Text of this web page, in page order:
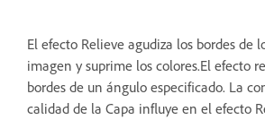
El efecto Relieve agudiza los bordes de
imagen y suprime los colores.El efecto
bordes de un ángulo especificado. La
calidad de la Capa influye en el efecto